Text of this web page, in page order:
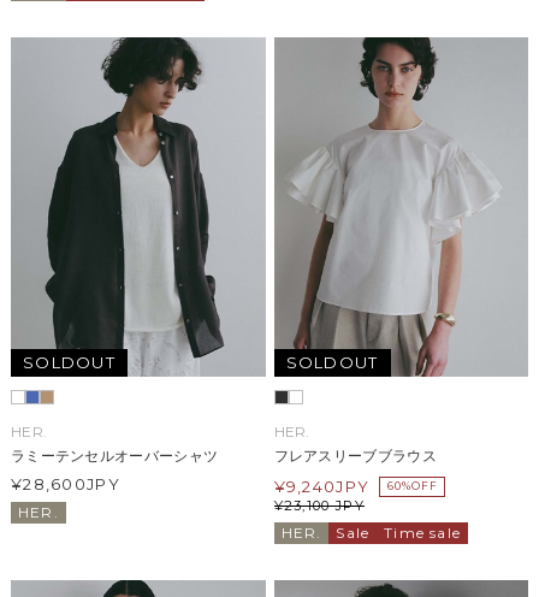
SOLDOUT
HER.
ラミーテンセルオーバーシャツ
¥28,600JPY
HER.
SOLDOUT
HER.
フレアスリーブブラウス
¥23,100 JPY
¥9,240JPY 60%OFF
HER. Sale Time sale